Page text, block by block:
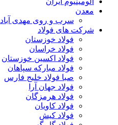
معدن
سرب و روی مهدی آباد
شرکت های فولاد
فولاد خوزستان
فولاد خراسان
فولاد اکسین خوزستان
فولاد مبارکه سپاهان
صبا فولاد خلیج فارس
فولاد جهان آرا
فولاد هرمزگان
فولاد کاویان
فولاد کیش